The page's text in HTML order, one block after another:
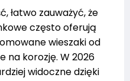
łatwo zauważyć, że
często oferują
wieszaki od
na korozję. W 2026
widoczne dzięki